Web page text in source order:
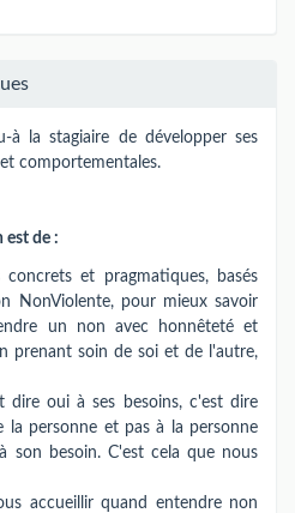
la stagiaire de développer ses
comportementales.
est de :
et pragmatiques, basés
NonViolente, pour mieux savoir
un non avec honnêteté et
prenant soin de soi et de l'autre,
dire oui à ses besoins, c'est dire
la personne et pas à la personne
son besoin. C'est cela que nous
accueillir quand entendre non